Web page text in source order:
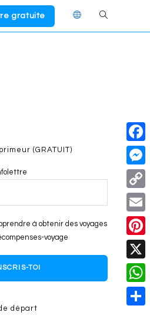
gratuite Toggle
(GRATUIT)
à obtenir des voyages
voyage
TOI
départ
F
a
c
e
b
o
o
k
M
e
s
s
e
n
g
e
C
o
p
y
L
i
E
m
a
P
i
n
X
W